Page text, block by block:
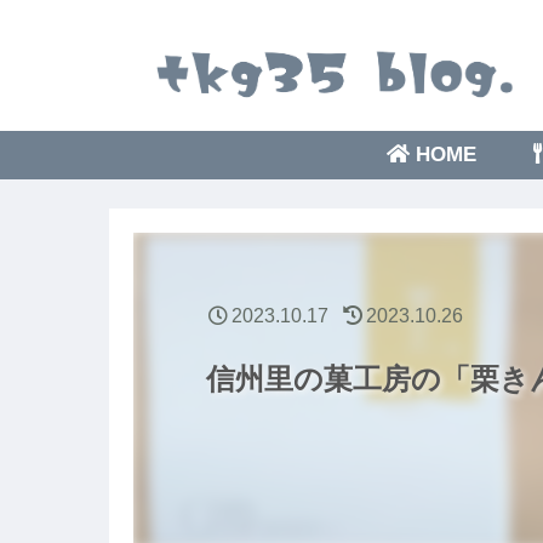
HOME
信州里の菓工房の「栗
2023.10.17 2023.10.26